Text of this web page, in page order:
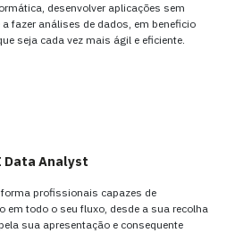
desenvolver aplicações sem
fazer análises de dados, em beneficio
seja cada vez mais ágil e eficiente.
Data Analyst
profissionais capazes de
em todo o seu fluxo, desde a sua recolha
sua apresentação e consequente